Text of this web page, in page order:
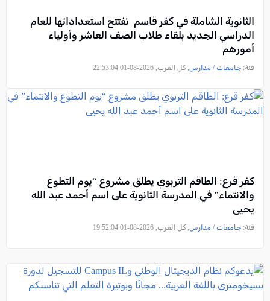
الثانوية الشاملة في كفر قاسم تفتتح استعداداتها للعام
الدراسي الجديد بلقاء طلاب الصف العاشر وأولياء
أمورهم
فئة: جامعات / مدارس , كل العرب, 2026-08-01 22:53:04
كفر قرع: الطاقم التربوي يطلق مشروع “يوم التطوع
والانتماء” في المدرسة الثانوية على اسم أحمد عبد الله
يحيى
فئة: جامعات / مدارس , كل العرب, 2026-08-01 19:52:04